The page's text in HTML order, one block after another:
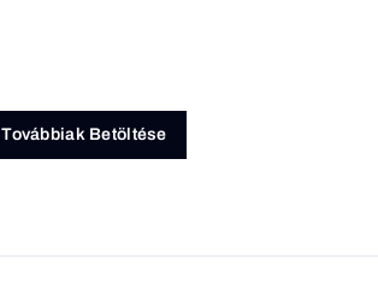
Továbbiak Betöltése